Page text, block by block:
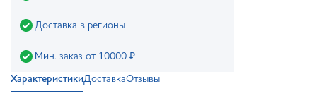
Доставка в регионы
Мин. заказ от 10000 ₽
ХарактеристикиДоставкаОтзывы